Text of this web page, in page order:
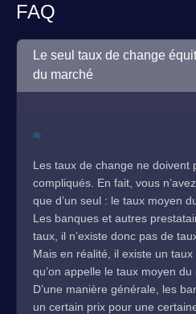
FAQ
Le seul taux de change
du marché
Les taux de change ne doivent
compliqués. En fait, vous
que d’un seul : le taux moyen
Les banques et autres
taux, il n’existe donc pas de
Mais en réalité, il existe un taux
qu’on appelle le taux moyen du
D’une manière générale, les
un certain prix pour une